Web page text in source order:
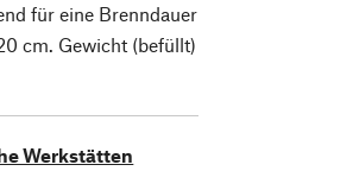
für eine Brenndauer
cm. Gewicht (befüllt)
Werkstätten